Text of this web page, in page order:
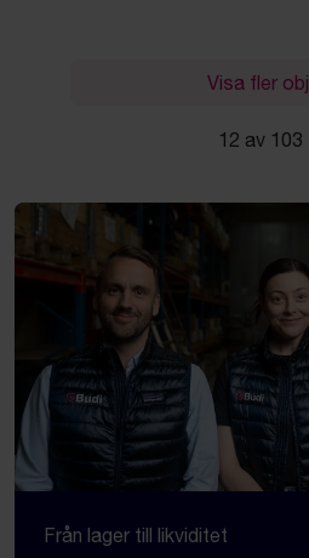
Visa fler
12 av 103
Från lager till likviditet